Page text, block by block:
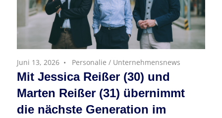
Juni 13, 2026 Personalie / Unternehmensnews
Mit Jessica Reißer (30) und
Marten Reißer (31) übernimmt
die nächste Generation im